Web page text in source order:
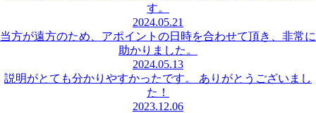
す。
2024.05.21
当方が遠方のため、アポイントの日時を合わせて頂き、非常に
助かりました。
2024.05.13
説明がとても分かりやすかったです。 ありがとうございまし
た！
2023.12.06